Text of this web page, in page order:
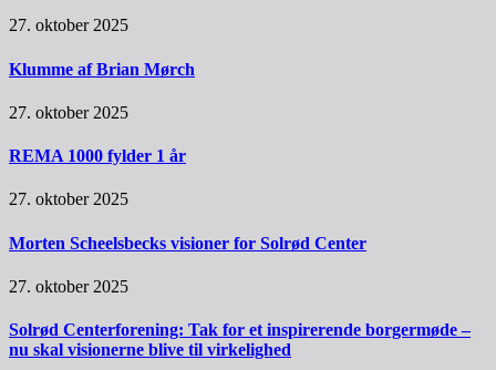
27. oktober 2025
Klumme af Brian Mørch
27. oktober 2025
REMA 1000 fylder 1 år
27. oktober 2025
Morten Scheelsbecks visioner for Solrød Center
27. oktober 2025
Solrød Centerforening: Tak for et inspirerende borgermøde –
nu skal visionerne blive til virkelighed